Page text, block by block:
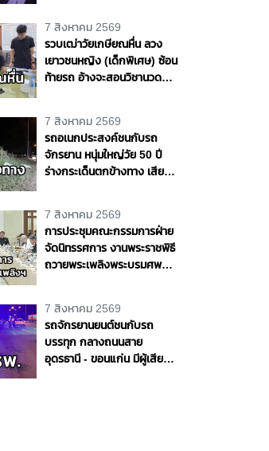
7 สิงหาคม 2569
รวบเฒ่าวัยเกษียณหื่น ลวง
เยาวชนหญิง (เด็กพิเศษ) ซ้อน
ท้ายรถ อ้างจะสอนวิชานวด
7 สิงหาคม 2569
รถอเนกประสงค์ชนกับรถ
จักรยาน หนุ่มใหญ่วัย 50 ปี
ร่างกระเด็นตกข้างทาง เสีย
7 สิงหาคม 2569
การประชุมคณะกรรมการฝ่าย
จัดนิทรรศการ งานพระราชพิธี
ถวายพระเพลิงพระบรมศพ
ราชชนนีพันปีหลวง
7 สิงหาคม 2569
รถจักรยานยนต์ชนกับรถ
บรรทุก กลางถนนสาย
อุดรธานี - ขอนแก่น มีผู้เสีย